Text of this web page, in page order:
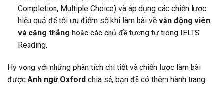
Completion, Multiple Choice) và áp dụng các chiến lược
hiệu quả để tối ưu điểm số khi làm bài về vận động viên
và căng thẳng hoặc các chủ đề tương tự trong IELTS
Reading.
Hy vọng với những phân tích chi tiết và chiến lược làm bài
được Anh ngữ Oxford chia sẻ, bạn đã có thêm hành trang